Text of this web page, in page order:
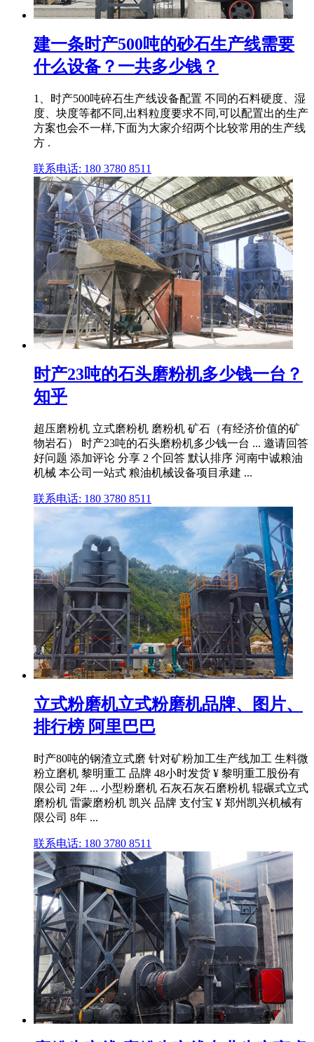
建一条时产500吨的砂石生产线需要
什么设备？一共多少钱？
1、时产500吨碎石生产线设备配置 不同的石料硬度、湿
度、块度等都不同,出料粒度要求不同,可以配置出的生产
方案也会不一样,下面为大家介绍两个比较常用的生产线
方 .
联系电话: 180 3780 8511
时产23吨的石头磨粉机多少钱一台？
知乎
超压磨粉机 立式磨粉机 磨粉机 矿石（有经济价值的矿
物岩石） 时产23吨的石头磨粉机多少钱一台 ... 邀请回答
好问题 添加评论 分享 2 个回答 默认排序 河南中诚粮油
机械 本公司一站式 粮油机械设备项目承建 ...
联系电话: 180 3780 8511
立式粉磨机立式粉磨机品牌、图片、
排行榜 阿里巴巴
时产80吨的钢渣立式磨 针对矿粉加工生产线加工 生料微
粉立磨机 黎明重工 品牌 48小时发货 ¥ 黎明重工股份有
限公司 2年 ... 小型粉磨机 石灰石灰石磨粉机 辊碾式立式
磨粉机 雷蒙磨粉机 凯兴 品牌 支付宝 ¥ 郑州凯兴机械有
限公司 8年 ...
联系电话: 180 3780 8511